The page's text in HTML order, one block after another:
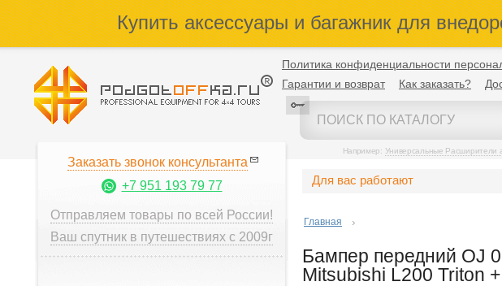
Купить аксессуары и багажник для
Политика конфиденциальности
Гарантии и возврат
Как заказать?
Например: Универсальные Расширители
Заказать звонок консультанта
+7 951 193 79 77
Отправляем товары по всей России!
Ваш спутник в путешествиях с 2009г
Для вас работают
Главная
Бампер передний OJ
Mitsubishi L200 Triton